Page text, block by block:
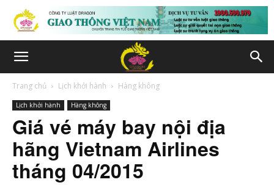
Trang chủ Lịch khởi hành Hàng không
Lịch khởi hành Hàng không
Giá vé máy bay nội địa
hãng Vietnam Airlines
tháng 04/2015